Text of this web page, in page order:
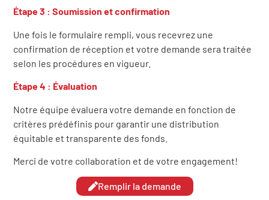
Étape 3 : Soumission et confirmation
Une fois le formulaire rempli, vous recevrez une
confirmation de réception et votre demande sera traitée
selon les procédures en vigueur.
Étape 4 : Évaluation
Notre équipe évaluera votre demande en fonction de
critères prédéfinis pour garantir une distribution
équitable et transparente des fonds.
Merci de votre collaboration et de votre engagement!
Remplir la demande